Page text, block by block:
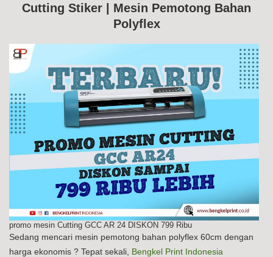
Cutting Stiker | Mesin Pemotong Bahan
Polyflex
promo mesin Cutting GCC AR 24 DISKON 799 Ribu
Sedang mencari mesin pemotong bahan polyflex 60cm dengan
harga ekonomis ? Tepat sekali, Bengkel Print Indonesia